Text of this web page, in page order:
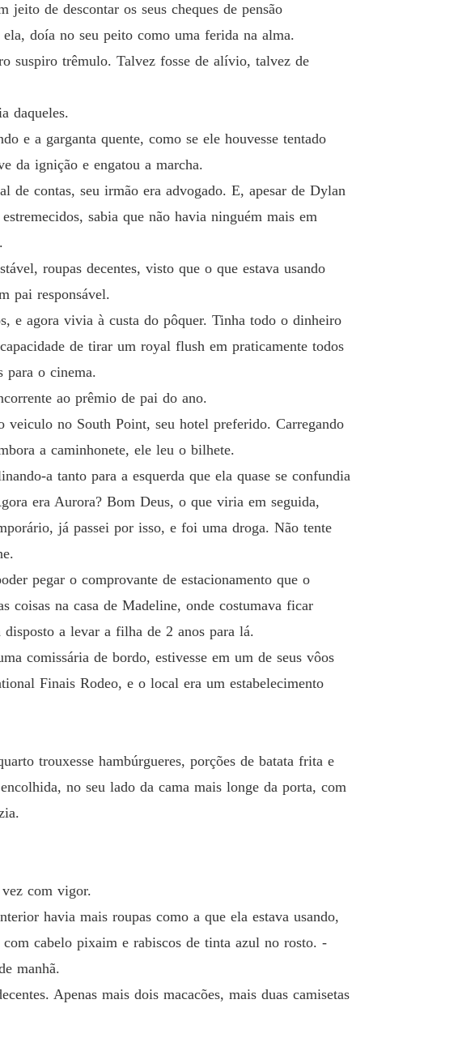
de descontar os seus cheques de pensão
doía no seu peito como uma ferida na alma.
suspiro trêmulo. Talvez fosse de alívio, talvez de
daqueles.
e a garganta quente, como se ele houvesse tentado
da ignição e engatou a marcha.
de contas, seu irmão era advogado. E, apesar de Dylan
sabia que não havia ninguém mais em
roupas decentes, visto que o que estava usando
pai responsável.
e agora vivia à custa do pôquer. Tinha todo o dinheiro
de tirar um royal flush em praticamente todos
para o cinema.
ao prêmio de pai do ano.
veiculo no South Point, seu hotel preferido. Carregando
a caminhonete, ele leu o bilhete.
a tanto para a esquerda que ela quase se confundia
era Aurora? Bom Deus, o que viria em seguida,
já passei por isso, e foi uma droga. Não tente
pegar o comprovante de estacionamento que o
coisas na casa de Madeline, onde costumava ficar
a levar a filha de 2 anos para lá.
comissária de bordo, estivesse em um de seus vôos
Finais Rodeo, e o local era um estabelecimento
trouxesse hambúrgueres, porções de batata frita e
no seu lado da cama mais longe da porta, com
com vigor.
havia mais roupas como a que ela estava usando,
cabelo pixaim e rabiscos de tinta azul no rosto. -
manhã.
Apenas mais dois macacões, mais duas camisetas